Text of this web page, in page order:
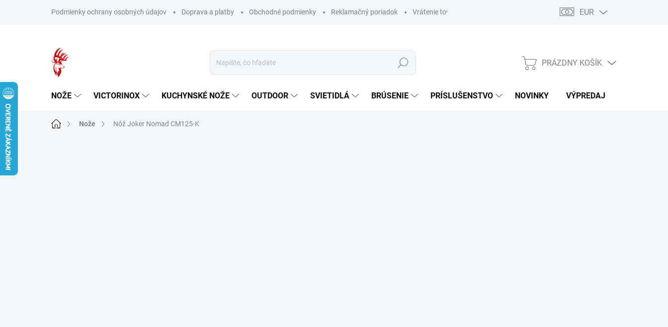
Podmienky ochrany osobných údajov Doprava a platby Obchodné podmienky Reklamačný poriadok Vrátenie tovaru EUR
Hľadať
NÁKUPNÝ
PRÁZDNY KOŠÍK
NOŽE VICTORINOX KUCHYNSKÉ NOŽE OUTDOOR SVIETIDLÁ BRÚSENIE PRÍSLUŠENSTVO NOVINKY VÝPREDAJ
DomovNože Nôž Joker Nomad CM125-K